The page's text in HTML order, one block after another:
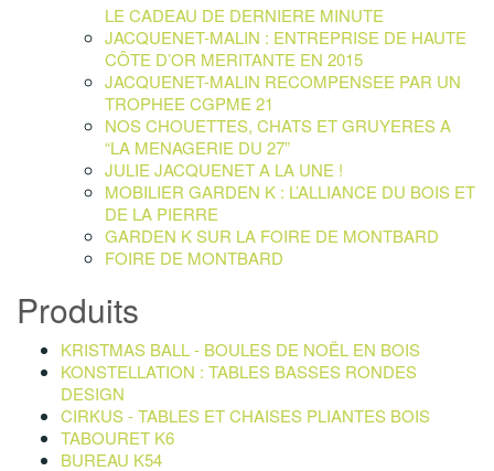
LE CADEAU DE DERNIERE MINUTE
JACQUENET-MALIN : ENTREPRISE DE HAUTE
CÔTE D’OR MERITANTE EN 2015
JACQUENET-MALIN RECOMPENSEE PAR UN
TROPHEE CGPME 21
NOS CHOUETTES, CHATS ET GRUYERES A
“LA MENAGERIE DU 27”
JULIE JACQUENET A LA UNE !
MOBILIER GARDEN K : L’ALLIANCE DU BOIS ET
DE LA PIERRE
GARDEN K SUR LA FOIRE DE MONTBARD
FOIRE DE MONTBARD
Produits
KRISTMAS BALL - BOULES DE NOËL EN BOIS
KONSTELLATION : TABLES BASSES RONDES
DESIGN
CIRKUS - TABLES ET CHAISES PLIANTES BOIS
TABOURET K6
BUREAU K54